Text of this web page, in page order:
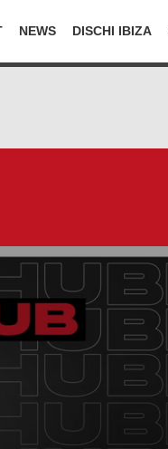
NEWS DISCHI IBIZA